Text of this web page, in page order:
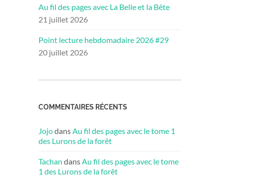
Au fil des pages avec La Belle et la Bête
21 juillet 2026
Point lecture hebdomadaire 2026 #29
20 juillet 2026
COMMENTAIRES RÉCENTS
JojodansAu fil des pages avec le tome 1
des Lurons de la forêt
Tachan dansAu fil des pages avec le tome
1 des Lurons de la forêt